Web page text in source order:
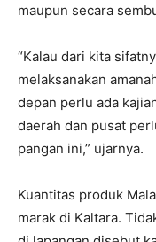
maupun secara
“Kalau dari kita
melaksanakan
depan perlu ada
daerah dan pusat
pangan ini,” ujarnya.
Kuantitas produk
marak di Kaltara.